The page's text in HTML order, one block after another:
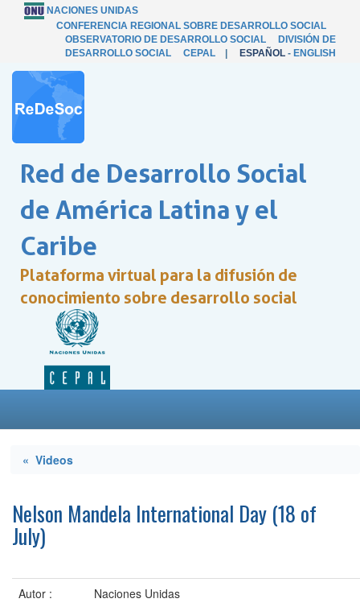
NACIONES UNIDAS
CONFERENCIA REGIONAL SOBRE DESARROLLO SOCIAL
OBSERVATORIO DE DESARROLLO SOCIAL
DIVISIÓN DE
DESARROLLO SOCIAL
CEPAL ESPAÑOL - ENGLISH
Red de Desarrollo Social
de América Latina y el
Caribe
Plataforma virtual para la difusión de
conocimiento sobre desarrollo social
« Videos
Nelson Mandela International Day (18 of
July)
Autor :
Naciones Unidas